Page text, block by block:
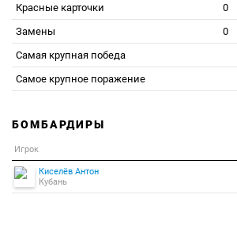
Красные карточки
0
Замены
0
Самая крупная победа
Самое крупное поражение
БОМБАРДИРЫ
Игрок
Киселёв Антон
Кубань